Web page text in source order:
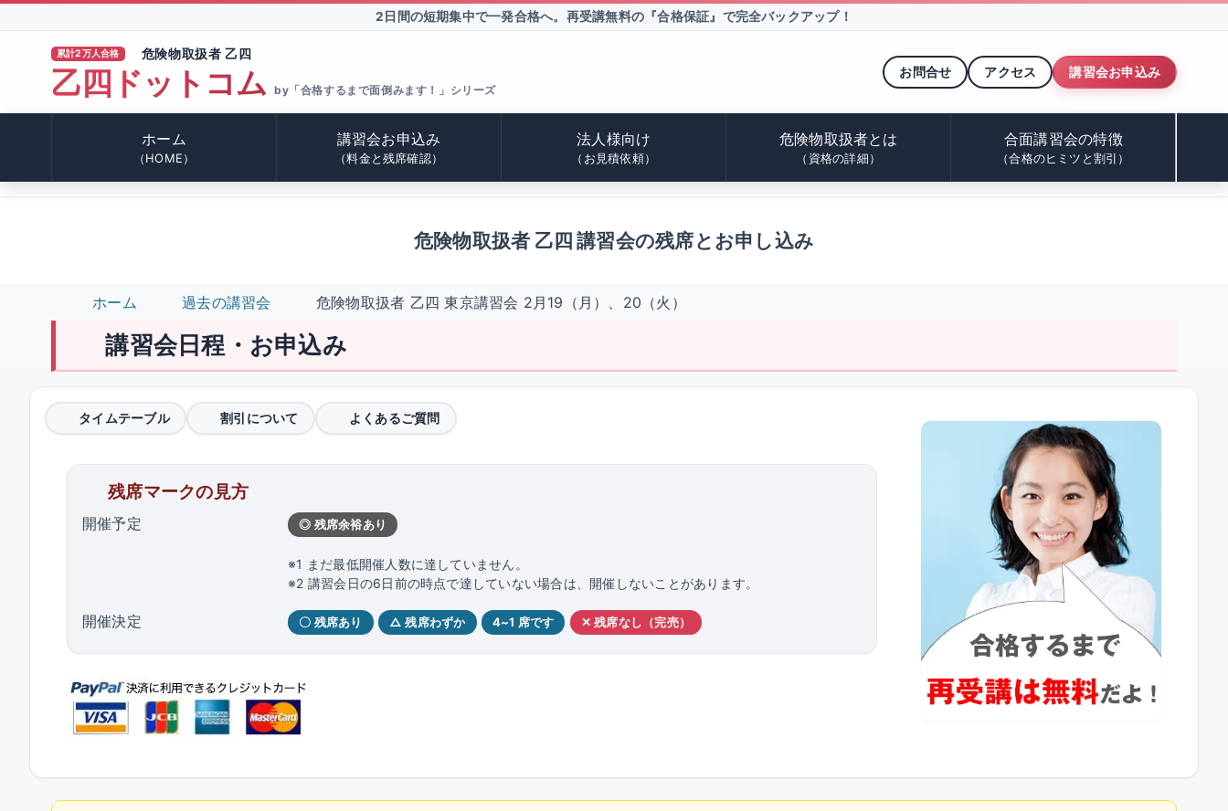
2日間の短期集中で一発合格へ。 再受講無料の『合格保証』で完全バックアップ！
累計2万人合格 危険物取扱者 乙四
乙四ドットコム by「合格するまで面倒みます！」シリーズ
お問合せ アクセス 講習会お申込み
ホーム
（HOME）
講習会お申込み
（料金と残席確認）
法人様向け
（お見積依頼）
危険物取扱者とは
（資格の詳細）
合面講習会の特徴
（合格のヒミツと割引）
危険物取扱者 乙四 講習会の残席とお申し込み
ホーム 過去の講習会 危険物取扱者 乙四 東京講習会 2月19（月）、20（火）
講習会日程・お申込み
タイムテーブル 割引について よくあるご質問
残席マークの見方
開催予定 ◎ 残席余裕あり
※1 まだ最低開催人数に達していません。
※2 講習会日の6日前の時点で達していない場合は、開催しないことがあります。
開催決定 〇 残席あり △ 残席わずか 4~1 席です ✕ 残席なし（完売）